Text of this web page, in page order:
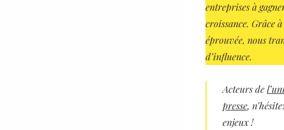
entreprises à
croissance. Grâce
éprouvée, nous
d’influence.
Acteursde
presse,
enjeux !